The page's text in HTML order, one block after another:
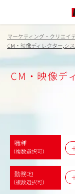
マーケティング・クリエイ
CM・映像ディレクター,シ
CM・映像デ
職種
（複数選択可）
勤務地
（複数選択可）